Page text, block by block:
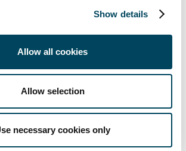
Show details
Allow all cookies
Allow selection
necessary cookies only